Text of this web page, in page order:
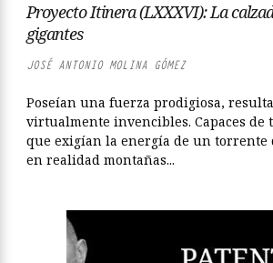
Proyecto Itinera (LXXXVI): La
gigantes
JOSÉ ANTONIO MOLINA GÓMEZ
Poseían una fuerza prodigiosa,
virtualmente invencibles. Capaces de
que exigían la energía de un torrente
en realidad montañas...